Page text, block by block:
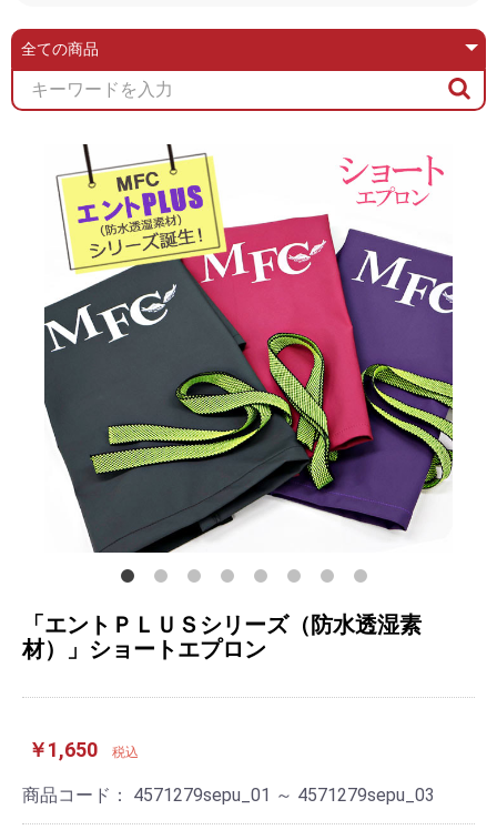
「エントＰＬＵＳシリーズ（防水透湿素
材）」ショートエプロン
￥1,650 税込
商品コード： 4571279sepu_01 ～ 4571279sepu_03